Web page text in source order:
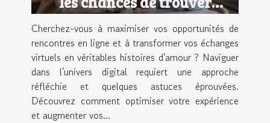
l'amour en ligne
Cherchez-vous à maximiser vos opportunités de
rencontres en ligne et à transformer vos échanges
virtuels en véritables histoires d'amour ? Naviguer
dans l'univers digital requiert une approche
réfléchie et quelques astuces éprouvées.
Découvrez comment optimiser votre expérience
et augmenter vos...